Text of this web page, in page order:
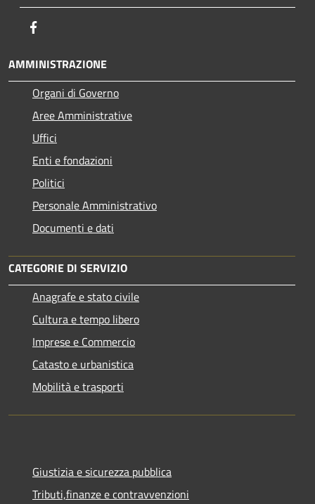
AMMINISTRAZIONE
Organi di Governo
Aree Amministrative
Uffici
Enti e fondazioni
Politici
Personale Amministrativo
Documenti e dati
CATEGORIE DI SERVIZIO
Anagrafe e stato civile
Cultura e tempo libero
Imprese e Commercio
Catasto e urbanistica
Mobilità e trasporti
Giustizia e sicurezza pubblica
Tributi,finanze e contravvenzioni